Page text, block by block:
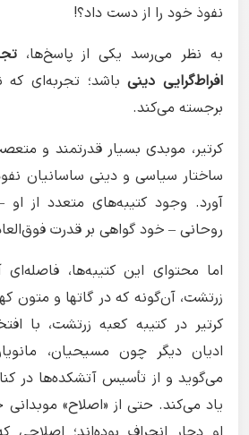
نفوذ خود را از دست داد؟!
به نظر می‌رسد یکی از پاسخ‌ها،
افراط‌گرایی دینیباشد؛ تجربه‌ای که
برجسته می‌کند.
کرتیر، موبدی بسیار قدرتمند و
ساختار سیاسی و دینی ساسانیان
آورد. وجود کتیبه‌های متعدد از او
روحانی – خود گواهی بر قدرت
اما محتوای این کتیبه‌ها، فاصله‌ای
زرتشت، آن‌گونه که در گاتها و متون
کرتیر در کتیبه کعبه زرتشت، با
ادیان دیگر چون مسیحیان،
می‌گوید و از تأسیس آتشکده‌ها در
یاد می‌کند. حتی از «اصلاح»